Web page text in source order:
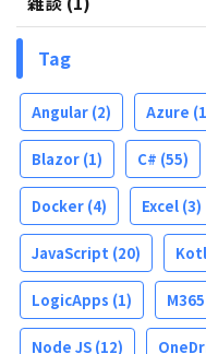
Tag
Angular (2) Azure
Blazor (1) C# (55)
Docker (4) Excel (3)
JavaScript (20)
LogicApps (1) M365
Node JS (12)